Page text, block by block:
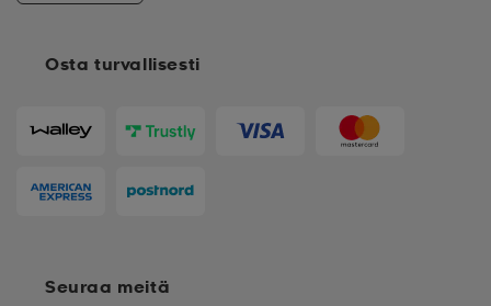
Osta turvallisesti
Seuraa meitä